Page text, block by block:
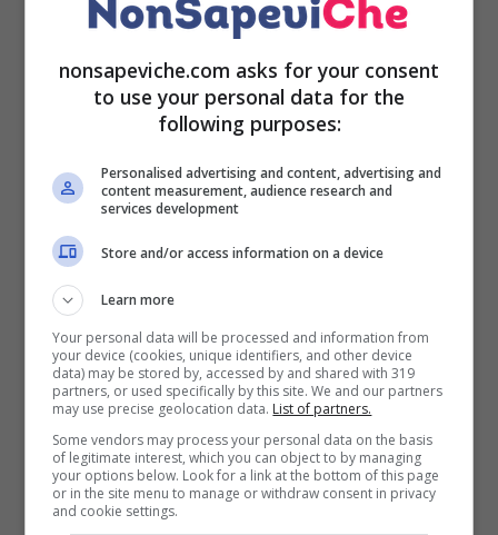
insetti è ladietiltoluamide (DEET),una sostanza
degli anni ’50 e tutt’ora ritenuta la più valida. Il suo
odore infastidisce le zanzare e le allontana. La sua
concentrazione varia da repellente a repellente. Il
andare in paesi tropicali, è Jungle Formula, che ha
una concentrazione di DEET del 50 %. Va sprizzato
ogni 4-9 ore, a seconda delle zanzare presenti nel
posto (per quelle europee basta spruzzarlo ogni 9
ore, per la zanzara della malaria va bene ogni 4,
mentre per la zanzara della febbre gialla va bene
ogni 8. Non può essere utilizzato sui minori di 17
anni. Essendo molto forte, meglio optare per
qualcosa di più leggero se non dovete andare in
zone a rischio. Esiste una versione più leggera, il
Jungle Formula forza 3, con DEET al 20%.
Questa sostanza è contenuta anche in alcuni
nonsapeviche.com asks for your consent
to use your personal data for the
following purposes:
Personalised advertising and content, advertising and
content measurement, audience research and
services development
Store and/or access information on a device
Learn more
Your personal data will be processed and information from
your device (cookies, unique identifiers, and other device
data) may be stored by, accessed by and shared with 319
partners, or used specifically by this site. We and our partners
may use precise geolocation data. List of partners.
Some vendors may process your personal data on the basis
of legitimate interest, which you can object to by managing
your options below. Look for a link at the bottom of this page
or in the site menu to manage or withdraw consent in privacy
and cookie settings.